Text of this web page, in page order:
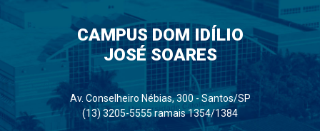
CAMPUS DOM IDÍLIO
JOSÉ SOARES
Av. Conselheiro Nébias, 300 - Santos/SP
(13) 3205-5555 ramais 1354/1384